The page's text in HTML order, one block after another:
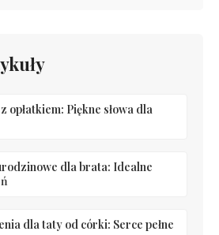
opłatkiem: Piękne słowa dla
dla brata: Idealne
dla taty od córki: Serce pełne